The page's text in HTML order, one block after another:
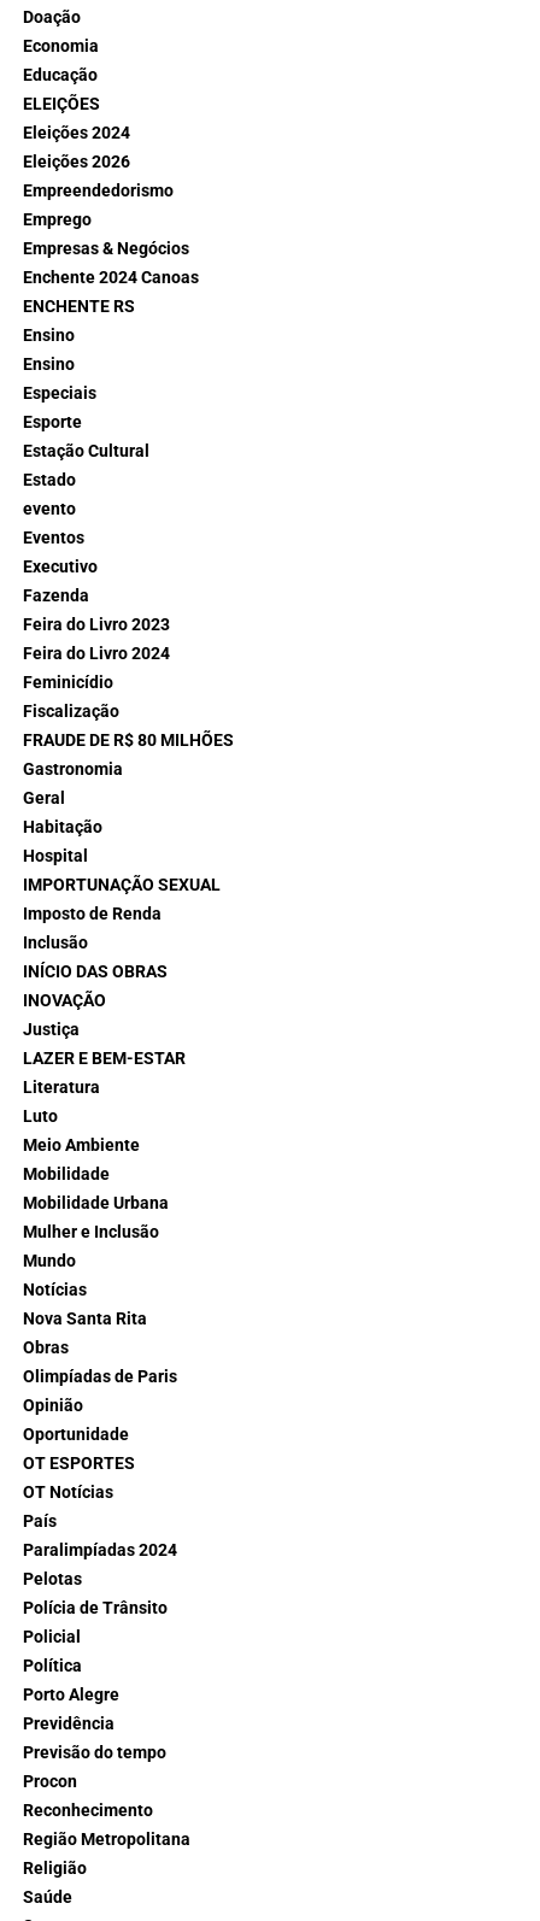
Doação
Economia
Educação
ELEIÇÕES
Eleições 2024
Eleições 2026
Empreendedorismo
Emprego
Empresas & Negócios
Enchente 2024 Canoas
ENCHENTE RS
Ensino
Ensino
Especiais
Esporte
Estação Cultural
Estado
evento
Eventos
Executivo
Fazenda
Feira do Livro 2023
Feira do Livro 2024
Feminicídio
Fiscalização
FRAUDE DE R$ 80 MILHÕES
Gastronomia
Geral
Habitação
Hospital
IMPORTUNAÇÃO SEXUAL
Imposto de Renda
Inclusão
INÍCIO DAS OBRAS
INOVAÇÃO
Justiça
LAZER E BEM-ESTAR
Literatura
Luto
Meio Ambiente
Mobilidade
Mobilidade Urbana
Mulher e Inclusão
Mundo
Notícias
Nova Santa Rita
Obras
Olimpíadas de Paris
Opinião
Oportunidade
OT ESPORTES
OT Notícias
País
Paralimpíadas 2024
Pelotas
Polícia de Trânsito
Policial
Política
Porto Alegre
Previdência
Previsão do tempo
Procon
Reconhecimento
Região Metropolitana
Religião
Saúde